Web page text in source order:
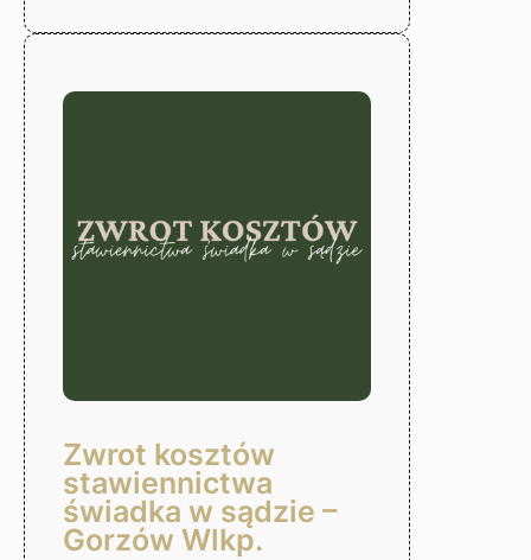
bono
fundacji
Zwrot kosztów
stawiennictwa
świadka w sądzie –
Gorzów Wlkp.